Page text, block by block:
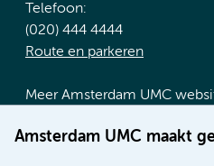
Amsterdam UMC maakt
Telefoon:
(020) 444 4444
Route en parkeren
Meer Amsterdam UMC
Werken bij Amsterdam UMC